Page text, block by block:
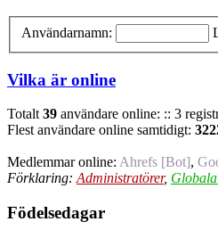
Användarnamn:
Vilka är online
Totalt 39 användare online: :: 3
Flest användare online samtidigt:
Medlemmar online: Ahrefs [Bot],
Förklaring: Administratörer,
Födelsedagar